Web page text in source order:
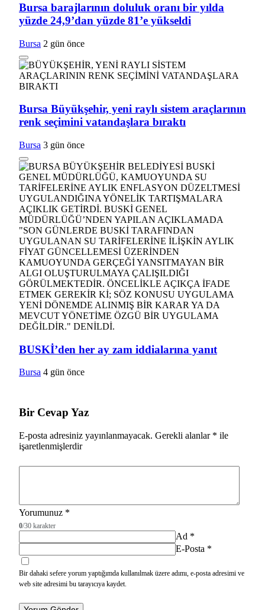
Bursa barajlarının doluluk oranı bir yılda
yüzde 24,9’dan yüzde 81’e yükseldi
Bursa 2 gün önce
Bursa Büyükşehir, yeni raylı sistem araçlarının
renk seçimini vatandaşlara bıraktı
Bursa 3 gün önce
BUSKİ’den her ay zam iddialarına yanıt
Bursa 4 gün önce
Bir Cevap Yaz
E-posta adresiniz yayınlanmayacak. Gerekli alanlar * ile
işaretlenmişlerdir
Yorumunuz *
0/30 karakter
Ad *
E-Posta *
Bir dahaki sefere yorum yaptığımda kullanılmak üzere adımı, e-posta adresimi ve
web site adresimi bu tarayıcıya kaydet.